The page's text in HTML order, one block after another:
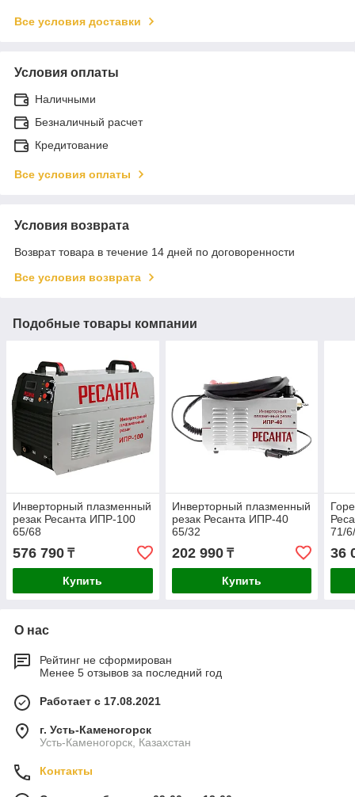
Все условия доставки
Условия оплаты
Наличными
Безналичный расчет
Кредитование
Все условия оплаты
Условия возврата
Возврат товара в течение 14 дней по договоренности
Все условия возврата
Подобные товары компании
Инверторный плазменный
резак Ресанта ИПР-100
65/68
576 790 ₸
Купить
Инверторный плазменный
резак Ресанта ИПР-40
65/32
202 990₸
Купить
71/
36
О нас
Рейтинг не сформирован
Менее 5 отзывов за последний год
Работает с 17.08.2021
г. Усть-Каменогорск
Усть-Каменогорск, Казахстан
Контакты